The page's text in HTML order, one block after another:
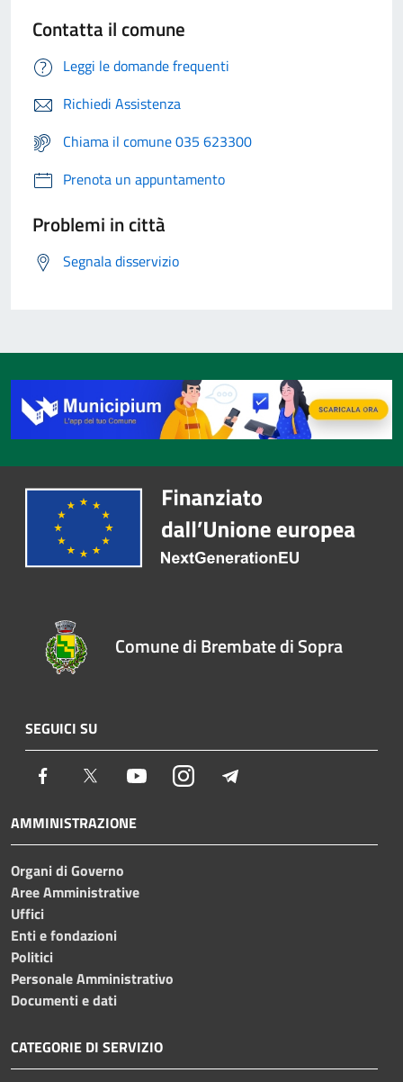
Contatta il comune
Leggi le domande frequenti
Richiedi Assistenza
Chiama il comune 035 623300
Prenota un appuntamento
Problemi in città
Segnala disservizio
Comune di Brembate di Sopra
SEGUICI SU
Facebook Twitter YoutubeInstagram
AMMINISTRAZIONE
Organi di Governo
Aree Amministrative
Uffici
Enti e fondazioni
Politici
Personale Amministrativo
Documenti e dati
CATEGORIE DI SERVIZIO